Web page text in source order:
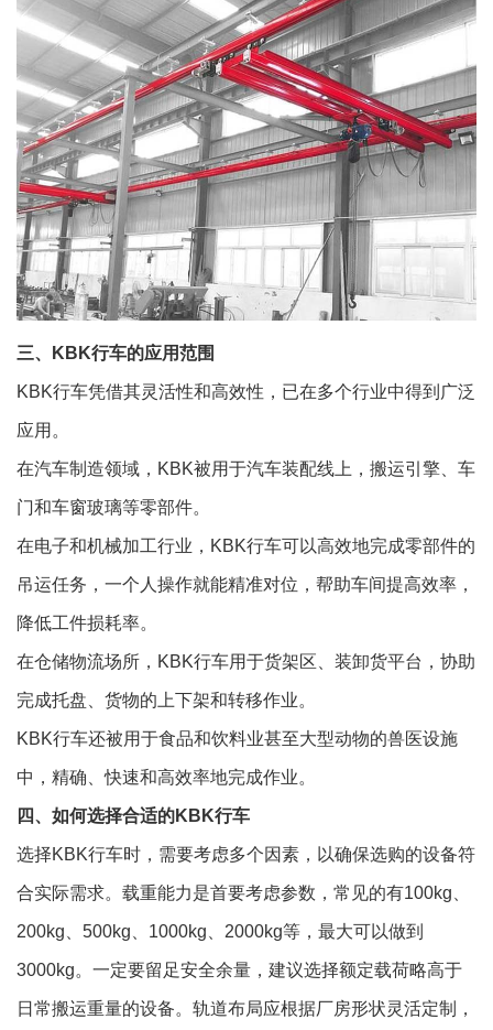
三、KBK行车的应用范围
KBK行车凭借其灵活性和高效性，已在多个行业中得到广泛
应用。
在汽车制造领域，KBK被用于汽车装配线上，搬运引擎、车
门和车窗玻璃等零部件。
在电子和机械加工行业， KBK行车可以高效地完成零部件的
吊运任务，一个人操作就能精准对位，帮助车间提高效率，
降低工件损耗率。
在仓储物流场所，KBK行车用于货架区、装卸货平台，协助
完成托盘、货物的上下架和转移作业。
KBK行车还被用于食品和饮料业甚至大型动物的兽医设施
中，精确、快速和高效率地完成作业。
四、如何选择合适的KBK行车
选择KBK行车时，需要考虑多个因素，以确保选购的设备符
合实际需求。载重能力是首要考虑参数，常见的有100kg、
200kg、500kg、1000kg、2000kg等，最大可以做到
3000kg。一定要留足安全余量，建议选择额定载荷略高于
日常搬运重量的设备。轨道布局应根据厂房形状灵活定制，